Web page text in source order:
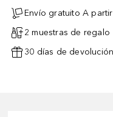
Envío gratuito A
2 muestras de regalo
30 días de devolución